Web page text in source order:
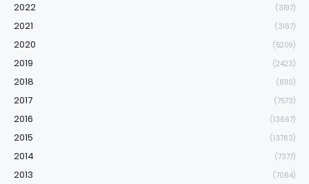
2022 (3197)
2021 (3167)
2020 (5209)
2019 (2423)
2018 (6110)
2017 (7573)
2016 (13667)
2015 (13763)
2014 (7377)
2013 (7064)